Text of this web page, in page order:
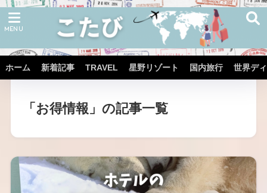
ホーム 新着記事 TRAVEL 星野リゾート 国内旅行 世界デ
「お得情報」の記事一覧